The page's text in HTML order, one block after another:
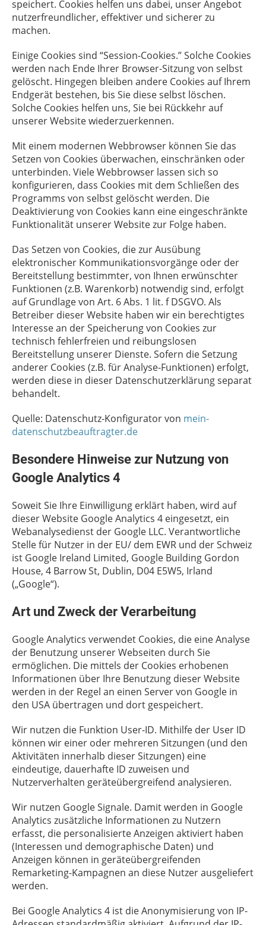
speichert. Cookies helfen uns dabei, unser Angebot
nutzerfreundlicher, effektiver und sicherer zu
machen.
Einige Cookies sind “Session-Cookies.” Solche Cookies
werden nach Ende Ihrer Browser-Sitzung von selbst
gelöscht. Hingegen bleiben andere Cookies auf Ihrem
Endgerät bestehen, bis Sie diese selbst löschen.
Solche Cookies helfen uns, Sie bei Rückkehr auf
unserer Website wiederzuerkennen.
Mit einem modernen Webbrowser können Sie das
Setzen von Cookies überwachen, einschränken oder
unterbinden. Viele Webbrowser lassen sich so
konfigurieren, dass Cookies mit dem Schließen des
Programms von selbst gelöscht werden. Die
Deaktivierung von Cookies kann eine eingeschränkte
Funktionalität unserer Website zur Folge haben.
Das Setzen von Cookies, die zur Ausübung
elektronischer Kommunikationsvorgänge oder der
Bereitstellung bestimmter, von Ihnen erwünschter
Funktionen (z.B. Warenkorb) notwendig sind, erfolgt
auf Grundlage von Art. 6 Abs. 1 lit. f DSGVO. Als
Betreiber dieser Website haben wir ein berechtigtes
Interesse an der Speicherung von Cookies zur
technisch fehlerfreien und reibungslosen
Bereitstellung unserer Dienste. Sofern die Setzung
anderer Cookies (z.B. für Analyse-Funktionen) erfolgt,
werden diese in dieser Datenschutzerklärung separat
behandelt.
Quelle: Datenschutz-Konfigurator von mein-
datenschutzbeauftragter.de
Besondere Hinweise zur Nutzung von
Google Analytics 4
Soweit Sie Ihre Einwilligung erklärt haben, wird auf
dieser Website Google Analytics 4 eingesetzt, ein
Webanalysedienst der Google LLC. Verantwortliche
Stelle für Nutzer in der EU/ dem EWR und der Schweiz
ist Google Ireland Limited, Google Building Gordon
House, 4 Barrow St, Dublin, D04 E5W5, Irland
(„Google“).
Art und Zweck der Verarbeitung
Google Analytics verwendet Cookies, die eine Analyse
der Benutzung unserer Webseiten durch Sie
ermöglichen. Die mittels der Cookies erhobenen
Informationen über Ihre Benutzung dieser Website
werden in der Regel an einen Server von Google in
den USA übertragen und dort gespeichert.
Wir nutzen die Funktion User-ID. Mithilfe der User ID
können wir einer oder mehreren Sitzungen (und den
Aktivitäten innerhalb dieser Sitzungen) eine
eindeutige, dauerhafte ID zuweisen und
Nutzerverhalten geräteübergreifend analysieren.
Wir nutzen Google Signale. Damit werden in Google
Analytics zusätzliche Informationen zu Nutzern
erfasst, die personalisierte Anzeigen aktiviert haben
(Interessen und demographische Daten) und
Anzeigen können in geräteübergreifenden
Remarketing-Kampagnen an diese Nutzer ausgeliefert
werden.
Bei Google Analytics 4 ist die Anonymisierung von IP-